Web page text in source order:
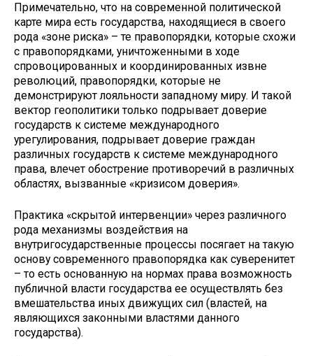
Примечательно, что на современной политической
карте мира есть государства, находящиеся в своего
рода «зоне риска» – те правопорядки, которые схожи
с правопорядками, уничтоженными в ходе
спровоцированных и координированных извне
революций, правопорядки, которые не
демонстрируют лояльности западному миру. И такой
вектор геополитики только подрывает доверие
государств к системе международного
урегулирования, подрывает доверие граждан
различных государств к системе международного
права, влечет обострение противоречий в различных
областях, вызванные «кризисом доверия».
Практика «скрытой интервенции» через различного
рода механизмы воздействия на
внутригосударственные процессы посягает на такую
основу современного правопорядка как суверенитет
– то есть основанную на нормах права возможность
публичной власти государства ее осуществлять без
вмешательства иных движущих сил (властей, на
являющихся законными властями данного
государства).